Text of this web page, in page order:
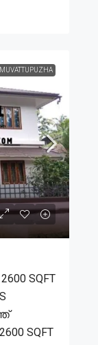
MUVATTUPUZHA
SQFT
SQFT